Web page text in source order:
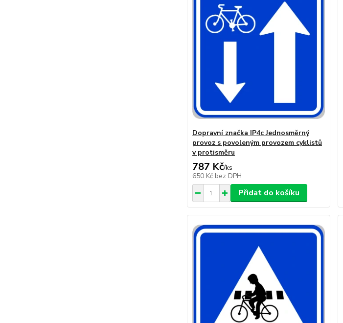
Dopravní značka IP4c Jednosměrný
provoz s povoleným provozem cyklistů
v protisměru
787 Kč/ks
650 Kč bez DPH
Přidat do košíku